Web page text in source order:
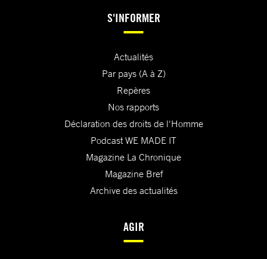
S'INFORMER
Actualités
Par pays (A à Z)
Repères
Nos rapports
Déclaration des droits de l'Homme
Podcast WE MADE IT
Magazine La Chronique
Magazine Bref
Archive des actualités
AGIR